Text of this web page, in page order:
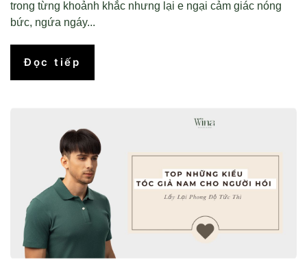
trong từng khoảnh khắc nhưng lại e ngại cảm giác nóng
bức, ngứa ngáy...
Đọc tiếp